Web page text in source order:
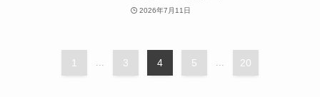
2026年7月11日
1 3 4 5 20